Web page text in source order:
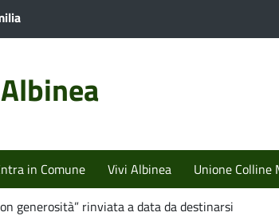
in Comune Vivi Albinea Unione Colline
generosità” rinviata a data da destinarsi